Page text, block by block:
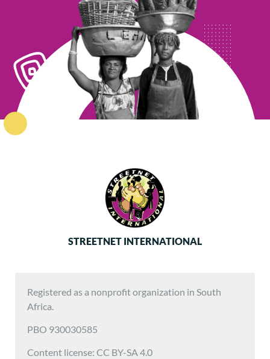
STREETNET INTERNATIONAL
Registered as a nonprofit organization in South
Africa.
PBO 930030585
Content license: CC BY-SA 4.0